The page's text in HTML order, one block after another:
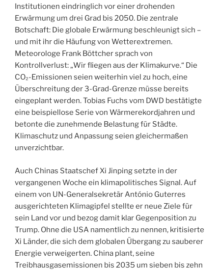
Institutionen eindringlich vor einer drohenden
Erwärmung um drei Grad bis 2050. Die zentrale
Botschaft: Die globale Erwärmung beschleunigt sich –
und mit ihr die Häufung von Wetterextremen.
Meteorologe Frank Böttcher sprach von
Kontrollverlust: „Wir fliegen aus der Klimakurve.“ Die
CO₂-Emissionen seien weiterhin viel zu hoch, eine
Überschreitung der 3-Grad-Grenze müsse bereits
eingeplant werden. Tobias Fuchs vom DWD bestätigte
eine beispiellose Serie von Wärmerekordjahren und
betonte die zunehmende Belastung für Städte.
Klimaschutz und Anpassung seien gleichermaßen
unverzichtbar.
Auch Chinas Staatschef Xi Jinping setzte in der
vergangenen Woche ein klimapolitisches Signal. Auf
einem von UN-Generalsekretär António Guterres
ausgerichteten Klimagipfel stellte er neue Ziele für
sein Land vor und bezog damit klar Gegenposition zu
Trump. Ohne die USA namentlich zu nennen, kritisierte
Xi Länder, die sich dem globalen Übergang zu sauberer
Energie verweigerten. China plant, seine
Treibhausgasemissionen bis 2035 um sieben bis zehn